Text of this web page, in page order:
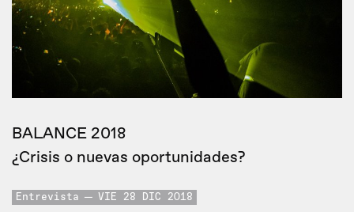
BALANCE 2018
¿Crisis o nuevas oportunidades?
Entrevista VIE 28 DIC 2018